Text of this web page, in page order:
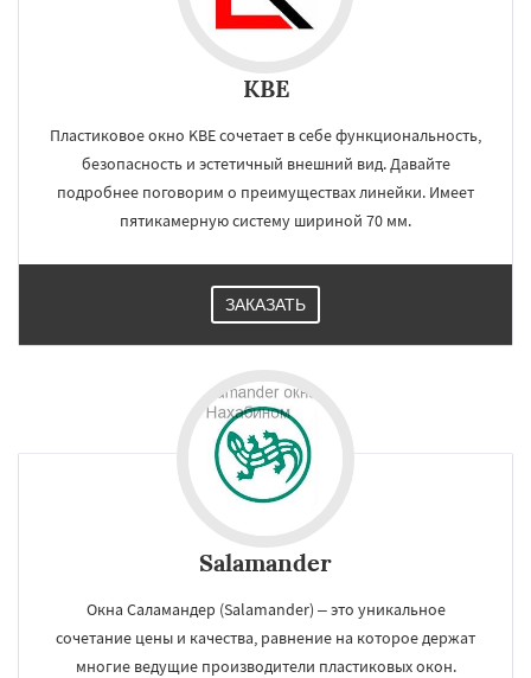
KBE
Пластиковое окно KBE сочетает в себе функциональность,
безопасность и эстетичный внешний вид. Давайте
подробнее поговорим о преимуществах линейки. Имеет
пятикамерную систему шириной 70 мм.
ЗАКАЗАТЬ
Salamander
Окна Саламандер (Salamander) – это уникальное
сочетание цены и качества, равнение на которое держат
многие ведущие производители пластиковых окон.